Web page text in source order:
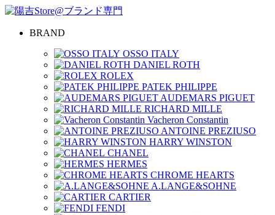
BRAND
OSSO ITALY
DANIEL ROTH
ROLEX
PATEK PHILIPPE
AUDEMARS PIGUET
RICHARD MILLE
Vacheron Constantin
ANTOINE PREZIUSO
HARRY WINSTON
CHANEL
HERMES
CHROME HEARTS
A.LANGE&SOHNE
CARTIER
FENDI